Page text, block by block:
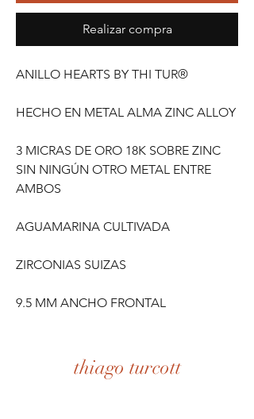
Realizar compra
ANILLO HEARTS BY THI TUR®
HECHO EN METAL ALMA ZINC ALLOY
3 MICRAS DE ORO 18K SOBRE ZINC
SIN NINGÚN OTRO METAL ENTRE
AMBOS
AGUAMARINA CULTIVADA
ZIRCONIAS SUIZAS
9.5 MM ANCHO FRONTAL
thiago turcott